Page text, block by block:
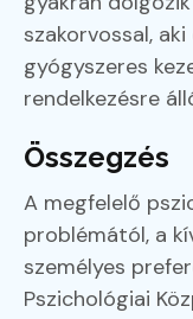
szakorvossal,
gyógyszeres
rendelkezésre
Összegzés
A megfelelő
problémától, a
személyes
Pszichológiai